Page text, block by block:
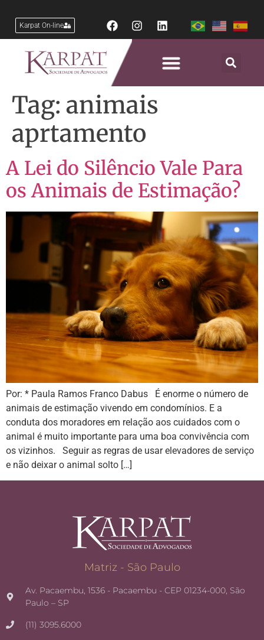
Karpat On-line
Tag: animais
aprtamento
A Lei do Silêncio Vale Para
os Animais de Estimação?
Por: * Paula Ramos Franco Dabus É enorme o número de
animais de estimação vivendo em condomínios. E a
conduta dos moradores em relação aos cuidados com o
animal é muito importante para uma boa convivência com
os vizinhos. Seguir as regras de usar elevadores de serviço
e não deixar o animal solto […]
Matriz - São Paulo
Av. Pacaembu, 1536 - Pacaembu - CEP 01234-000, São
Paulo – SP
(11) 3095.6000